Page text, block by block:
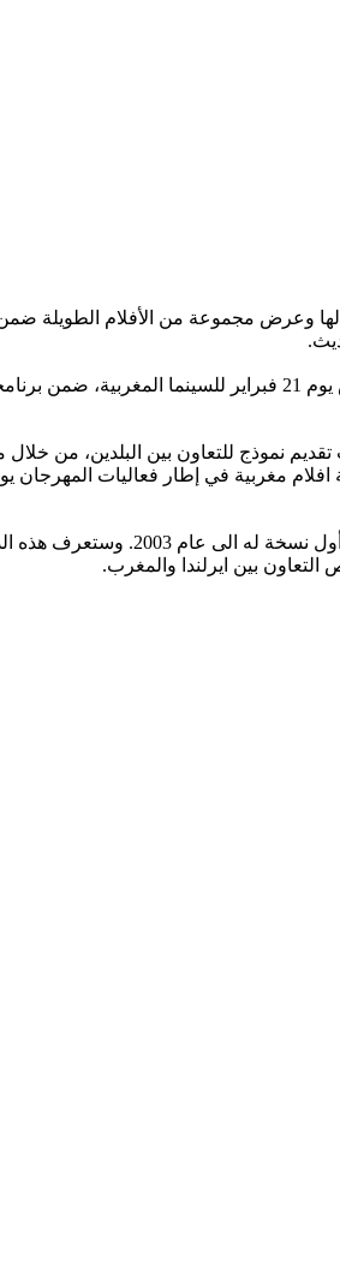
لها وعرض مجموعة من الأفلام الطويلة
وسينظم هذا الحدث السينمائي الدولي في ايرلندا، في الفترة ما بين 20 فبراير الجاري و
ويعد مهرجان دبلن الدولي للسينما افضل واجهة لعرض
بين ايرلندا والمغرب.